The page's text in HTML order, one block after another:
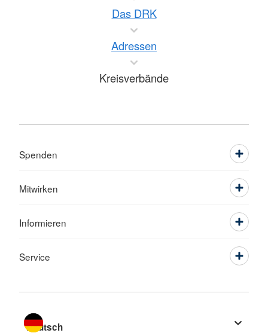
Das DRK
Adressen
Kreisverbände
Spenden
Mitwirken
Informieren
Service
Sprache wechseln zu